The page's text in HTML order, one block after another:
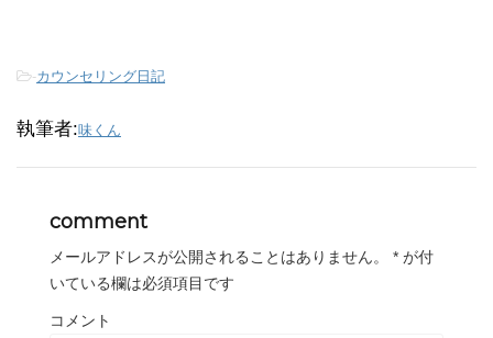
-カウンセリング日記
執筆者:味くん
comment
メールアドレスが公開されることはありません。 * が付
いている欄は必須項目です
コメント